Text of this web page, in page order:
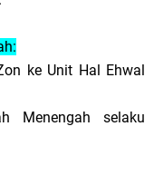
ke Unit Hal Ehwal
Menengah selaku